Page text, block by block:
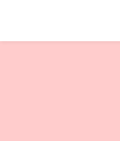
content